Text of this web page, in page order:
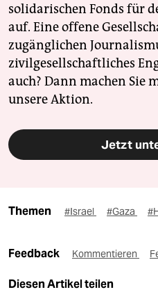
solidarischen Fonds für
auf. Eine offene
zugänglichen
zivilgesellschaftliches
auch? Dann machen Sie
unsere Aktion.
Jetzt
Themen #Israel #Gaza
Feedback Kommentieren
Diesen Artikel teilen